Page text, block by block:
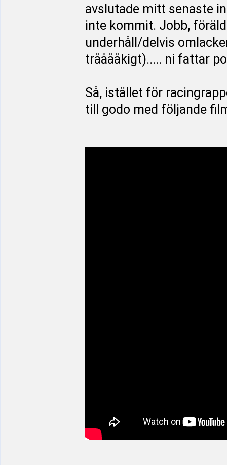
avslutade mitt senaste
inte kommit. Jobb,
underhåll/delvis
trååååkigt)..... ni fattar
Så, istället för
till godo med följande